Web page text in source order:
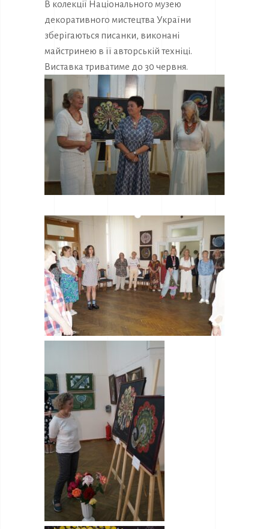
В колекції Національного музею
декоративного мистецтва України
зберігаються писанки, виконані
майстринею в її авторській техніці.
Виставка триватиме до 30 червня.